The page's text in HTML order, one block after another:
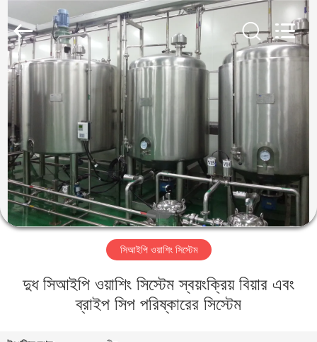
বাড়ি
পণ্য
ভিডিও
VR
প্রদর্শন
আমাদের
Rights
Reserved.
Developed
by
ECER
সিআইপি ওয়াশিং সিস্টেম
দুধ সিআইপি ওয়াশিং সিস্টেম স্বয়ংক্রিয় বিয়ার এবং
ব্রাইপ সিপ পরিষ্কারের সিস্টেম